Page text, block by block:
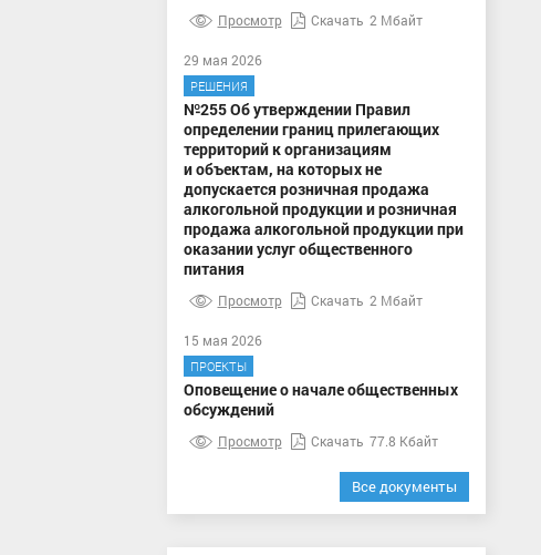
Просмотр Скачать 2 Мбайт
29 мая 2026
РЕШЕНИЯ
№255 Об утверждении Правил
определении границ прилегающих
территорий к организациям
и объектам, на которых не
допускается розничная продажа
алкогольной продукции и розничная
продажа алкогольной продукции при
оказании услуг общественного
питания
Просмотр Скачать 2 Мбайт
15 мая 2026
ПРОЕКТЫ
Оповещение о начале общественных
обсуждений
Просмотр Скачать 77.8 Кбайт
Все документы